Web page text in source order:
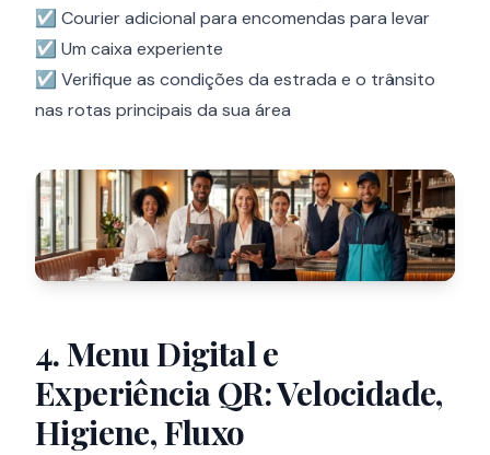
☑ Courier adicional para encomendas para levar
☑ Um caixa experiente
☑ Verifique as condições da estrada e o trânsito
nas rotas principais da sua área
4. Menu Digital e
Experiência QR: Velocidade,
Higiene, Fluxo